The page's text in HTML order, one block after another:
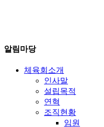
알림마당
체육회소개
인사말
설립목적
연혁
조직현황
임원